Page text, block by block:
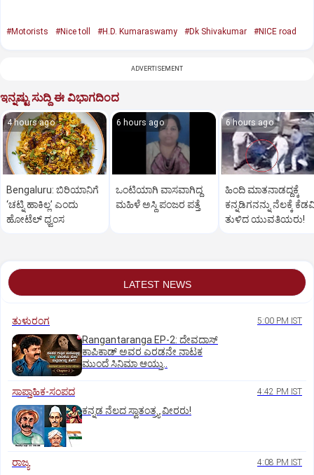
#Motorists #Nice toll #H.D. Kumaraswamy #Dk Shivakumar #NICE road
ADVERTISEMENT
ಇನ್ನಷ್ಟು ಸುದ್ದಿ ಈ ವಿಭಾಗದಿಂದ
4 hours ago
Bengaluru: ಬಿರಿಯಾನಿಗೆ
‘ಚಟ್ನಿ ಹಾಕಿಲ್ಲ’ ಎಂದು
ಹೋಟೆಲ್‌ ಧ್ವಂಸ
6 hours ago
ಒಂಟಿಯಾಗಿ ವಾಸವಾಗಿದ್ದ
ಮಹಿಳೆ ಅಸ್ಥಿ ಪಂಜರ ಪತ್ತೆ
6 hours ago
ಹಿಂದಿ ಮಾತನಾಡದ್ದಕ್ಕೆ
ಕನ್ನಡಿಗನನ್ನು ನೆಲಕ್ಕೆ
ತುಳಿದ ಯುವತಿಯರು!
LATEST NEWS
ತುಳುರಂಗ 5:00 PM IST
Rangantaranga EP-2: ದೇವದಾಸ್
ಕಾಪಿಕಾಡ್‌ ಅವರ ಎರಡನೇ ನಾಟಕ
ಮುಂದೆ ಸಿನಿಮಾ ಆಯ್ತು..
ಸಾಪ್ತಾಹಿಕ-ಸಂಪದ 4:42 PM IST
ಕನ್ನಡ ನೆಲದ ಸ್ವಾತಂತ್ರ್ಯ ವೀರರು!
ರಾಜ್ಯ 4:08 PM IST